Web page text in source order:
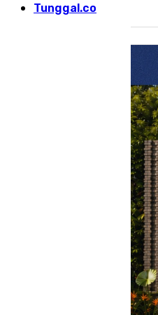
Tunggal.co